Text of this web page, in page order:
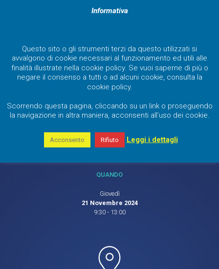
QUANDO
Giovedì
21 Novembre 2024
9:30 - 13:00
Informativa
Questo sito o gli strumenti terzi da questo utilizzati si
avvalgono di cookie necessari al funzionamento ed utili alle
finalità illustrate nella cookie policy. Se vuoi saperne di più o
negare il consenso a tutti o ad alcuni cookie, consulta la
cookie policy.
Scorrendo questa pagina, cliccando su un link o proseguendo
la navigazione in altra maniera, acconsenti all’uso dei cookie.
Acconsento Rifiuto Leggi i dettagli